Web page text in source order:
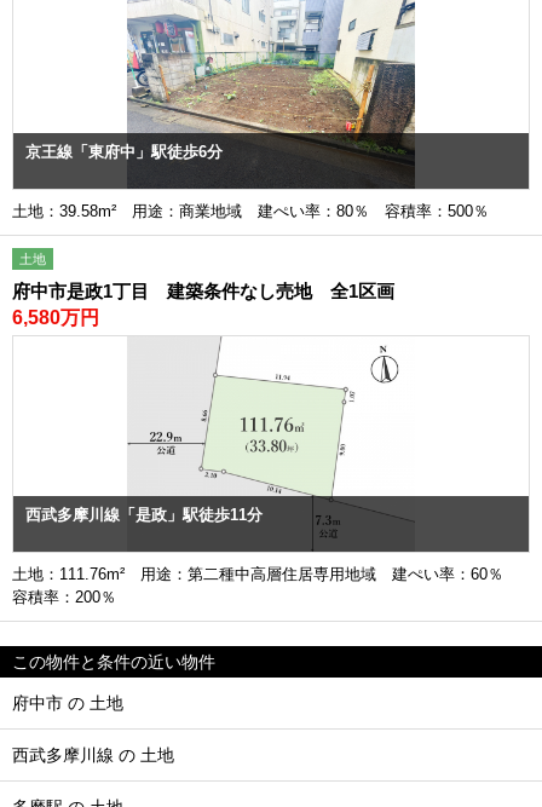
京王線「東府中」駅徒歩6分
土地：39.58m² 用途：商業地域 建ぺい率：80％ 容積率：500％
土地
府中市是政1丁目 建築条件なし売地 全1区画
6,580万円
西武多摩川線「是政」駅徒歩11分
土地：111.76m² 用途：第二種中高層住居専用地域 建ぺい率：60％
容積率：200％
この物件と条件の近い物件
府中市 の 土地
西武多摩川線 の 土地